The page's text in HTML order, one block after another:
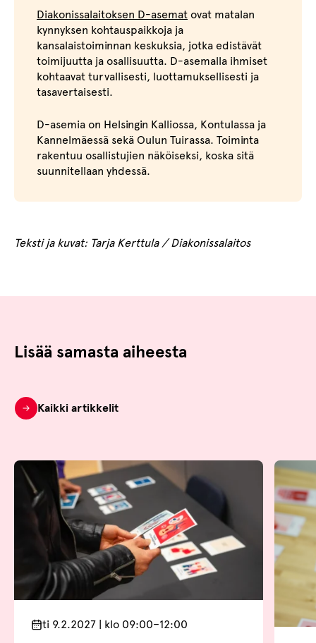
Diakonissalaitoksen D-asemat ovat matalan
kynnyksen kohtauspaikkoja ja
kansalaistoiminnan keskuksia, jotka edistävät
toimijuutta ja osallisuutta. D-asemalla ihmiset
kohtaavat turvallisesti, luottamuksellisesti ja
tasavertaisesti.
D-asemia on Helsingin Kalliossa, Kontulassa ja
Kannelmäessä sekä Oulun Tuirassa. Toiminta
rakentuu osallistujien näköiseksi, koska sitä
suunnitellaan yhdessä.
Teksti ja kuvat: Tarja Kerttula / Diakonissalaitos
Lisää samasta aiheesta
Kaikki artikkelit
ti 9.2.2027 | klo 09:00–12:00